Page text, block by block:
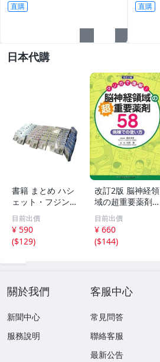
直購 直購
日本代購
書籍 まとめ ハシ
ェット・フジンガ
ロ アーサーが教
える体のふしぎ 7
3点 引取限定 神
奈川県相模原市 K
目前出價
¥ 590
($129)
改訂2版 脳神経領
域の超重要薬剤5
8: マンガで理解!
病棟での使い方
目前出價
¥ 660
($144)
關於我們
新聞中心
服務說明
客服中心
常見問答
聯絡客服
最新公告